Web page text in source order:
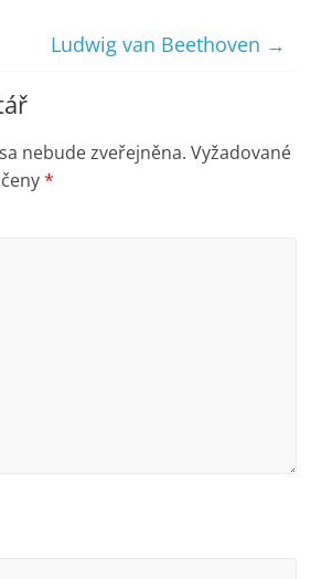
Ludwig van Beethoven →
nebude zveřejněna. Vyžadované
*